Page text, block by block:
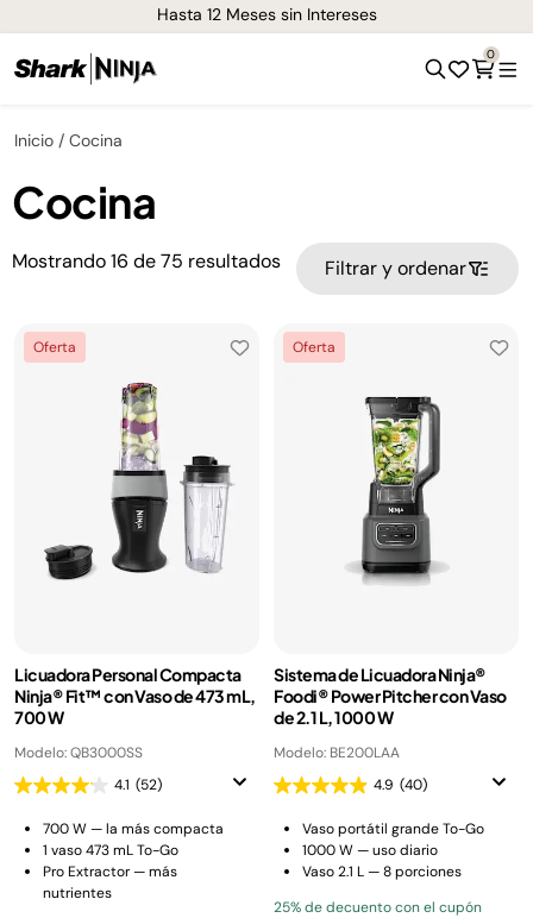
Hasta 12 Meses sin Intereses
0
Inicio Cocina
Cocina
Mostrando16 de75 resultados Filtrar y ordenar
Oferta
Licuadora Personal Compacta
Ninja® Fit™ con Vaso de 473 mL,
700 W
Modelo: QB3000SS
4.1 (52)
700 W — la más compacta
1 vaso 473 mL To-Go
Pro Extractor — más
nutrientes
Oferta
Sistema de Licuadora Ninja®
Foodi® Power Pitcher con Vaso
de 2.1 L, 1000 W
Modelo: BE200LAA
4.9 (40)
Vaso portátil grande To-Go
1000 W — uso diario
Vaso 2.1 L — 8 porciones
25% de decuento con el cupón